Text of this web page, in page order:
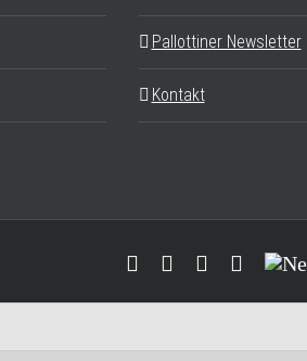
Pallottiner Newsletter
Kontakt
FacebookYouTubeInstagram